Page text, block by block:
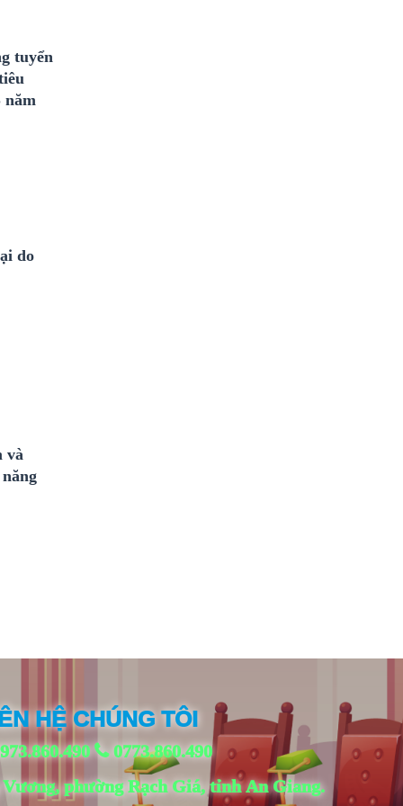
tuyển
năm
do
và
HỆ CHÚNG TÔI
0773.860.490
phường Rạch Giá, tỉnh An Giang.